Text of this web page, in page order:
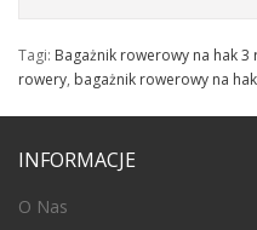
Tagi: Bagażnik rowerowy na hak 3
rowery, bagażnik rowerowy na hak
INFORMACJE
O Nas